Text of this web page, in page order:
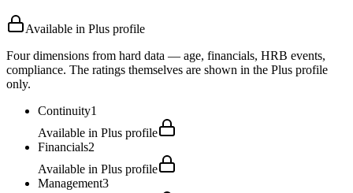
Available in Plus profile
Four dimensions from hard data — age, financials, HRB events,
compliance. The ratings themselves are shown in the Plus profile
only.
Continuity1
Available in Plus profile
Financials2
Available in Plus profile
Management3